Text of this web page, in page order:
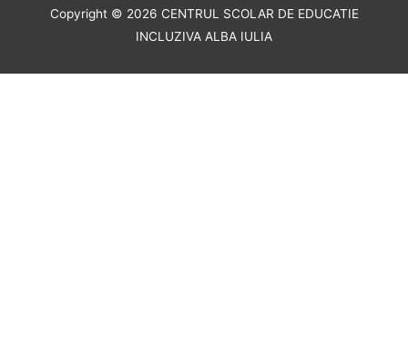
Copyright © 2026 CENTRUL SCOLAR DE EDUCATIE
INCLUZIVA ALBA IULIA